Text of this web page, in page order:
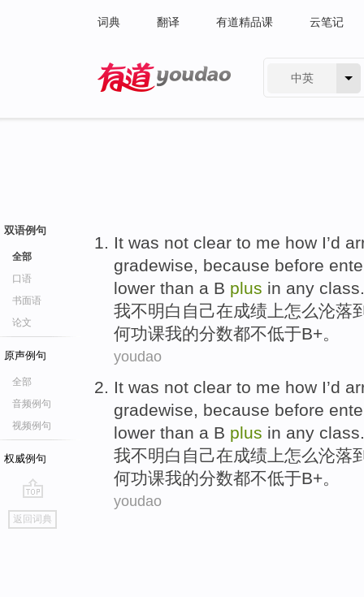
词典 翻译 有道精品课 云笔记
中英
双语例句
全部
口语
书面语
论文
原声例句
全部
音频例句
视频例句
权威例句
go
top
返回词典
It was not clear to me how I’d
gradewise, because before
lower than a B plus in any class.
我不明白 自己在成绩上怎么沦落
何功课我的分数都不低于B+。
youdao
It was not clear to me how I’d
gradewise, because before
lower than a B plus in any class.
我不明白 自己在成绩上怎么沦落
何功课我的分数都不低于B+。
youdao